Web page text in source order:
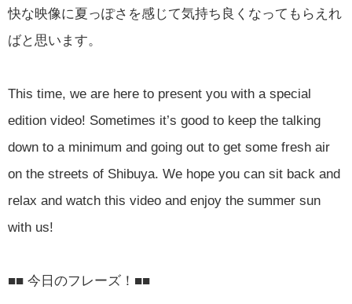
快な映像に夏っぽさを感じて気持ち良くなってもらえれ
ばと思います。
This time, we are here to present you with a special
edition video! Sometimes it’s good to keep the talking
down to a minimum and going out to get some fresh air
on the streets of Shibuya. We hope you can sit back and
relax and watch this video and enjoy the summer sun
with us!
■■ 今日のフレーズ！■■